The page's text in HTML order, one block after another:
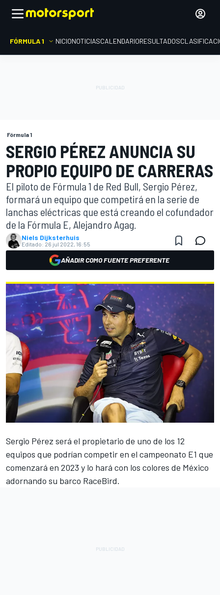
FÓRMULA 1 INICIONOTICIASCALENDARIORESULTADOS
Fórmula 1
SERGIO PÉREZ ANUNCIA SU
PROPIO EQUIPO DE CARRERAS
El piloto de Fórmula 1 de Red Bull, Sergio Pérez,
formará un equipo que competirá en la serie de
lanchas eléctricas que está creando el cofundador
de la Fórmula E, Alejandro Agag.
Niels Dijksterhuis
Editado: 26 jul 2022, 16:55
AÑADIR COMO FUENTE PREFERENTE
Sergio Pérez será el propietario de uno de los 12
equipos que podrían competir en el campeonato E1 que
comenzará en 2023 y lo hará con los colores de México
adornando su barco RaceBird.